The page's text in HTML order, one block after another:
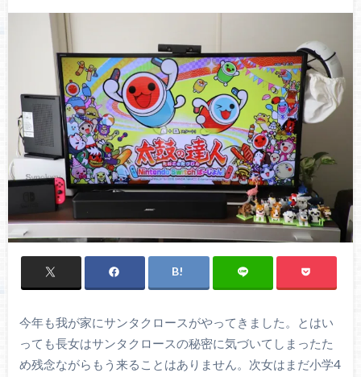
今年も我が家にサンタクロースがやってきました。とはい
っても長女はサンタクロースの秘密に気づいてしまったた
め残念ながらもう来ることはありません。次女はまだ小学4